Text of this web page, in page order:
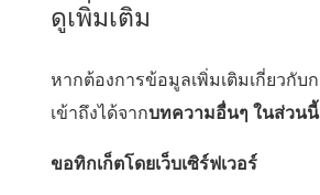
ดูเพิ่มเติม
หากต้องการข้อมูลเพิ่มเติมเกี่ยวกั
เข้าถึงได้จากบทความอื่นๆ ในส่วนนี้
ขอทิกเก็ตโดยเว็บเซิร์ฟเวอร์